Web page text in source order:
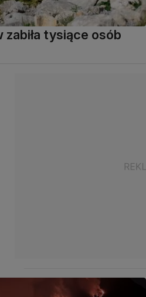
zabiła tysiące osób